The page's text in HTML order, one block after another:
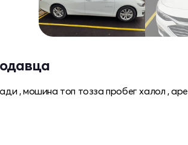
, мошина топ тозза пробег халол ,